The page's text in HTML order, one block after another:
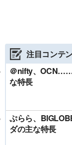
注目コンテ
＠nifty、
な特長
ぷらら、
ダの主な特長